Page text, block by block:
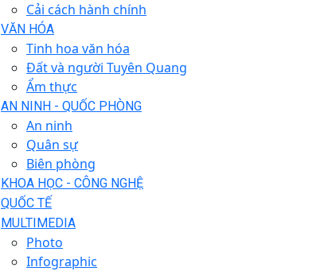
Cải cách hành chính
VĂN HÓA
Tinh hoa văn hóa
Đất và người Tuyên Quang
Ẩm thực
AN NINH - QUỐC PHÒNG
An ninh
Quân sự
Biên phòng
KHOA HỌC - CÔNG NGHỆ
QUỐC TẾ
MULTIMEDIA
Photo
Infographic